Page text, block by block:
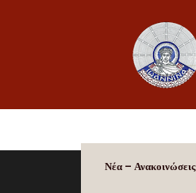
Νέα – Ανακοινώσεις